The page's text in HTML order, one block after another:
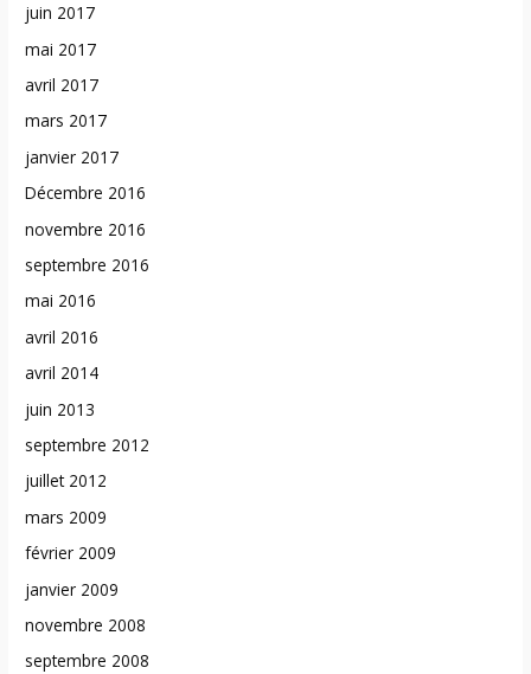
juin 2017
mai 2017
avril 2017
mars 2017
janvier 2017
Décembre 2016
novembre 2016
septembre 2016
mai 2016
avril 2016
avril 2014
juin 2013
septembre 2012
juillet 2012
mars 2009
février 2009
janvier 2009
novembre 2008
septembre 2008